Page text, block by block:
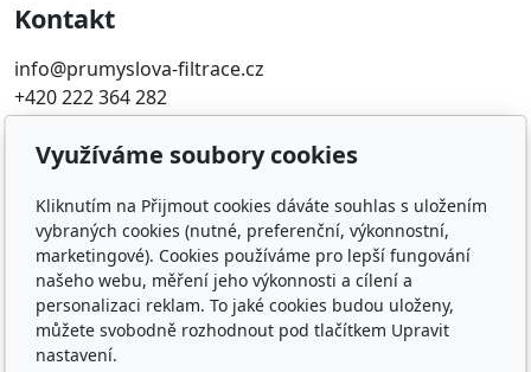
Kontakt
info@prumyslova-filtrace.cz
+420 222 364 282
Oblíbené odkazy
Katalog filtrů MANN
KDFILTER.CZ
FILTR-FILTRY.CZ
FILTER-FILTERS.EU
Vyhledávání filtrů podle rozměru
Využíváme soubory cookies
Kliknutím na Přijmout cookies dáváte souhlas s uložením
vybraných cookies (nutné, preferenční, výkonnostní,
marketingové). Cookies používáme pro lepší fungování
našeho webu, měření jeho výkonnosti a cílení a
personalizaci reklam. To jaké cookies budou uloženy,
můžete svobodně rozhodnout pod tlačítkem Upravit
nastavení.